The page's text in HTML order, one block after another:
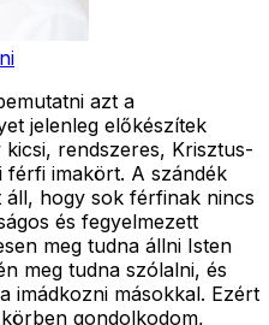
azt a
jelenleg előkészítek
rendszeres, Krisztus-
imakört. A szándék
áll, hogy sok férfinak nincs
és fegyelmezett
meg tudna állni Isten
meg tudna szólalni, és
imádkozni másokkal. Ezért
gondolkodom,